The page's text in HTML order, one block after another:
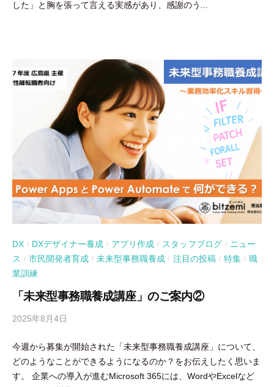
した」と胸を張って言える実感があり、感謝のう...
DX / DXデザイナー養成 / アプリ作成 / スタッフブログ / ニュー
ス / 市民開発者育成 / 未来型事務職養成 / 注目の投稿 / 特集 / 職
業訓練
「未来型事務職養成講座」のご案内②
2025年8月4日
吉
田
豪
今週から募集が開始された「未来型事務職養成講座」について、
どのようなことができるようになるのか？をお伝えしたく思いま
す。 企業への導入が進むMicrosoft 365には、WordやExcelなど